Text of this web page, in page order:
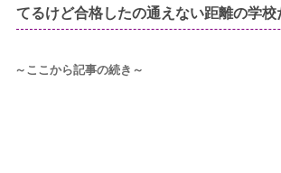
てるけど合格したの通えない距離の学校
～ここから記事の続き～